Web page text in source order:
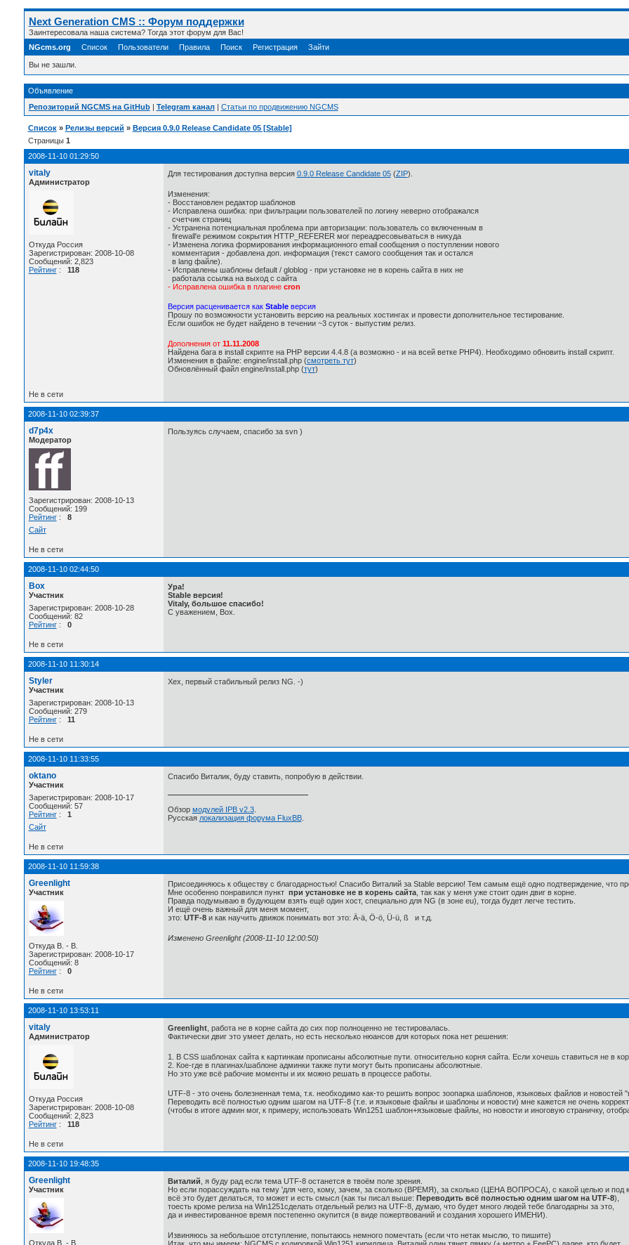
Next Generation CMS :: Форум поддержки
Заинтересовала наша система? Тогда этот форум для Вас!
NGcms.org
Список Пользователи Правила Поиск Регистрация Зайти
Вы не зашли.
Объявление
Репозиторий NGCMS на GitHub| Telegram канал| Статьи по продвижению NGCMS
Список » Релизы версий » Версия 0.9.0 Release Candidate 05 [Stable]
Страницы 1
2008-11-10 01:29:50
vitaly
Администратор
Откуда Россия
Зарегистрирован: 2008-10-08
Сообщений: 2,823
Рейтинг: 118
Для тестирования доступна версия 0.9.0 Release Candidate 05(ZIP).
Изменения:
- Восстановлен редактор шаблонов
- Исправлена ошибка: при фильтрации пользователей по логину неверно отображался
счетчик страниц
- Устранена потенциальная проблема при авторизации: пользователь со включенным в
firewall'е режимом сокрытия HTTP_REFERER мог переадресовываться в никуда
- Изменена логика формирования информационного email сообщения о поступлении нового
комментария - добавлена доп. информация (текст самого сообщения так и остался
в lang файле).
- Исправлены шаблоны default / globlog - при установке не в корень сайта в них не
работала ссылка на выход с сайта
- Исправлена ошибка в плагине cron
Версия расценивается как Stableверсия
Прошу по возможности установить версию на реальных хостингах и провести дополнительное тестирование.
Если ошибок не будет найдено в течении ~3 суток - выпустим релиз.
Дополнения от 11.11.2008
Найдена бага в install скрипте на PHP версии 4.4.8 (а возможно - и на всей ветке PHP4). Необходимо обновить install скрипт.
Изменения в файле: engine/install.php (смотреть тут)
Обновлённый файл engine/install.php (тут)
Не в сети
2008-11-10 02:39:37
d7p4x
Модератор
Зарегистрирован: 2008-10-13
Сообщений: 199
Рейтинг: 8
Сайт
Пользуясь случаем, спасибо за svn )
Не в сети
2008-11-10 02:44:50
Box
Участник
Зарегистрирован: 2008-10-28
Сообщений: 82
Рейтинг: 0
Ура!
Stable версия!
Vitaly, большое спасибо!
С уважением, Box.
Не в сети
2008-11-10 11:30:14
Styler
Участник
Зарегистрирован: 2008-10-13
Сообщений: 279
Рейтинг: 11
Хех, первый стабильный релиз NG. -)
Не в сети
2008-11-10 11:33:55
oktano
Участник
Зарегистрирован: 2008-10-17
Сообщений: 57
Рейтинг: 1
Сайт
Спасибо Виталик, буду ставить, попробую в действии.
Обзор модулей IPB v2.3.
Русская локализация форума FluxBB.
Не в сети
2008-11-10 11:59:38
Greenlight
Участник
Откуда B. - B.
Зарегистрирован: 2008-10-17
Сообщений: 8
Рейтинг: 0
Присоединяюсь к обществу с благодарностью! Спасибо Виталий за Stable версию! Тем самым ещё одно подтверждение, что
Мне особенно понравился пункт при установке не в корень сайта, так как у меня уже стоит один двиг в корне.
Правда подумываю в будующем взять ещё один хост, специально для NG (в зоне eu), тогда будет легче тестить.
И ещё очень важный для меня момент,
это: UTF-8и как научить движок понимать вот это: Ä-ä, Ö-ö, Ü-ü, ß и т.д.
Изменено Greenlight (2008-11-10 12:00:50)
Не в сети
2008-11-10 13:53:11
vitaly
Администратор
Откуда Россия
Зарегистрирован: 2008-10-08
Сообщений: 2,823
Рейтинг: 118
Greenlight, работа не в корне сайта до сих пор полноценно не тестировалась.
Фактически двиг это умеет делать, но есть несколько нюансов для которых пока нет решения:
1. В CSS шаблонах сайта к картинкам прописаны абсолютные пути. относительно корня сайта. Если хочешь ставиться не в
2. Кое-где в плагинах/шаблоне админки также пути могут быть прописаны абсолютные.
Но это уже всё рабочие моменты и их можно решать в процессе работы.
UTF-8 - это очень болезненная тема, т.к. необходимо как-то решить вопрос зоопарка шаблонов, языковых файлов и новостей
Переводить всё полностью одним шагом на UTF-8 (т.е. и языковые файлы и шаблоны и новости) мне кажется не очень
(чтобы в итоге админ мог, к примеру, использовать Win1251 шаблон+языковые файлы, но новости и иноговую страничку,
Не в сети
2008-11-10 19:48:35
Greenlight
Участник
Откуда B. - B.
Виталий , я буду рад если тема UTF-8 останется в твоём поле зрения.
Но если порассуждать на тему 'для чего, кому, зачем, за сколько (ВРЕМЯ), за сколько (ЦЕНА ВОПРОСА), с какой целью и под
всё это будет делаться, то может и есть смысл (как ты писал выше: Переводить всё полностью одним шагом на UTF-8),
тоесть кроме релиза на Win1251сделать отдельный релиз на UTF-8, думаю, что будет много людей тебе благодарны за это,
да и инвестированное время постепенно окупится (в виде пожертвований и создания хорошего ИМЕНИ).
Извиняюсь за небольшое отступление, попытаюсь немного помечтать (если что нетак мыслю, то пишите)